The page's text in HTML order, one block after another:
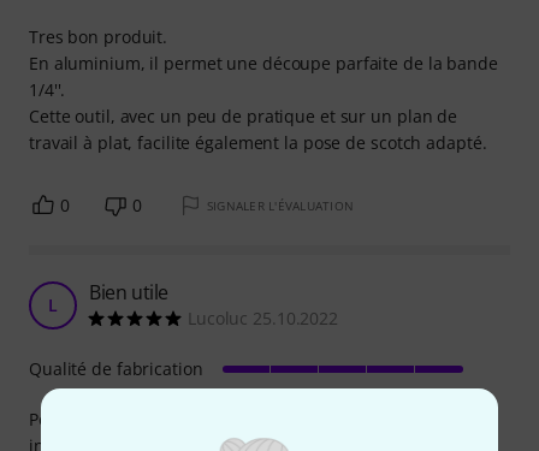
Tres bon produit.
En aluminium, il permet une découpe parfaite de la bande
1/4''.
Cette outil, avec un peu de pratique et sur un plan de
travail à plat, facilite également la pose de scotch adapté.
0 0 SIGNALER L'ÉVALUATION
L Bien utile
Lucoluc 25.10.2022
Pour un bon alignement des bandes et amorce il est
indispensable
Qualité de fabrication